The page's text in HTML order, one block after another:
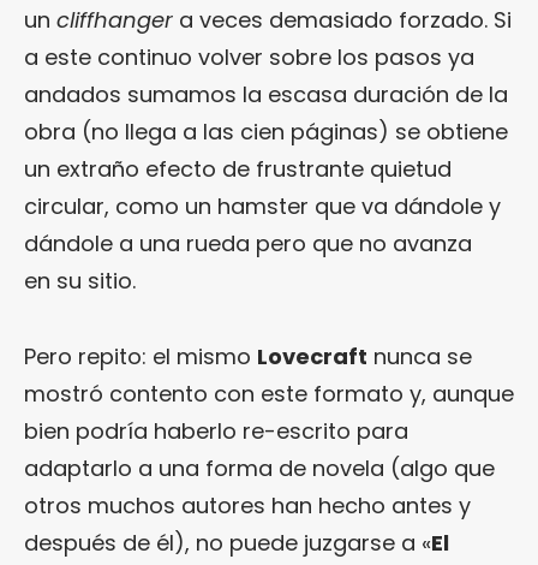
un cliffhanger a veces demasiado forzado. Si
a este continuo volver sobre los pasos ya
andados sumamos la escasa duración de la
obra (no llega a las cien páginas) se obtiene
un extraño efecto de frustrante quietud
circular, como un hamster que va dándole y
dándole a una rueda pero que no avanza
en su sitio.
Pero repito: el mismo Lovecraft nunca se
mostró contento con este formato y, aunque
bien podría haberlo re-escrito para
adaptarlo a una forma de novela (algo que
otros muchos autores han hecho antes y
después de él), no puede juzgarse a «El